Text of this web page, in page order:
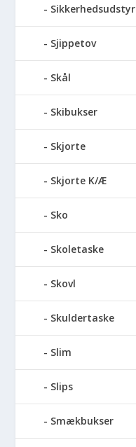
Sikkerhedsudstyr
Sjippetov
Skål
Skibukser
Skjorte
Skjorte K/Æ
Sko
Skoletaske
Skovl
Skuldertaske
Slim
Slips
Smækbukser